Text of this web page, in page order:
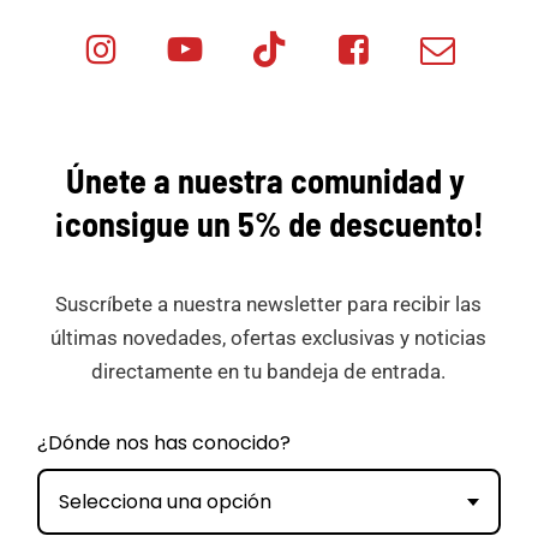
Minicar Tok
Minicar Minicar
Únete a nuestra comunidad y
¡consigue un 5% de descuento!
Suscríbete a nuestra newsletter para recibir las
últimas novedades, ofertas exclusivas y noticias
directamente en tu bandeja de entrada.
¿Dónde nos has conocido?
Selecciona una opción